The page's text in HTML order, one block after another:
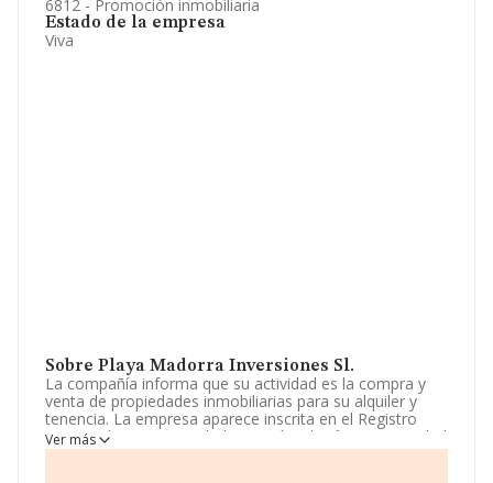
6812 - Promoción inmobiliaria
Estado de la empresa
Viva
Sobre Playa Madorra Inversiones Sl.
La compañía informa que su actividad es la compra y
venta de propiedades inmobiliarias para su alquiler y
tenencia. La empresa aparece inscrita en el Registro
Mercantil como Sociedad Limitada. Clasifica su actividad
CNAE como '%cnae%', código 6812. La compañía no
Ver más